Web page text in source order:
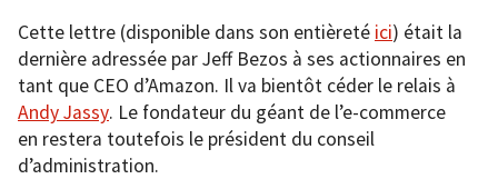
Cette lettre (disponible dans son entièreté ici) était la
dernière adressée par Jeff Bezos à ses actionnaires en
tant que CEO d’Amazon. Il va bientôt céder le relais à
Andy Jassy. Le fondateur du géant de l’e-commerce
en restera toutefois le président du conseil
d’administration.